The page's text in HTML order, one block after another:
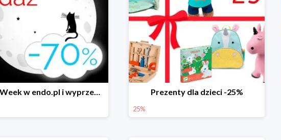
Black Week w endo.pl i wyprzedaże do -70& Prezenty dla dzieci -25%
25%